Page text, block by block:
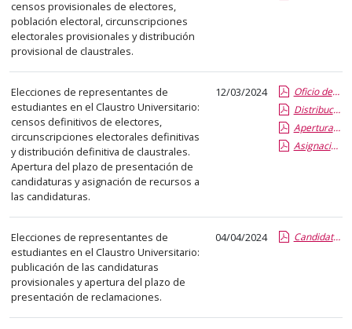
un
PDF
con
el
detalle
del
anuncio
completo.
censos provisionales de electores,
población electoral, circunscripciones
electorales provisionales y distribución
provisional de claustrales.
Elecciones de representantes de
estudiantes en el Claustro Universitario:
censos definitivos de electores,
circunscripciones electorales definitivas
y distribución definitiva de claustrales.
Apertura del plazo de presentación de
candidaturas y asignación de recursos a
las candidaturas.
12/03/2024
Oficio de publicación de los censos definitivos en «Mi Portal UVa»..pdf
Distribución definitiva de claustrales..pdf
Apertura del plazo de presentación de candidaturas..pdf
Asignación económica candidaturas..pdf
Elecciones de representantes de
estudiantes en el Claustro Universitario:
publicación de las candidaturas
provisionales y apertura del plazo de
presentación de reclamaciones.
04/04/2024 Candidaturas provisionales.pdf